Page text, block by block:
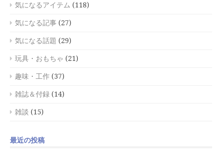
気になるアイテム (118)
気になる記事 (27)
気になる話題 (29)
玩具・おもちゃ (21)
趣味・工作 (37)
雑誌＆付録 (14)
雑談 (15)
最近の投稿